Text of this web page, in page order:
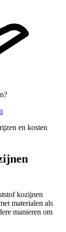
en kosten
kozijnen
materialen als
manieren om